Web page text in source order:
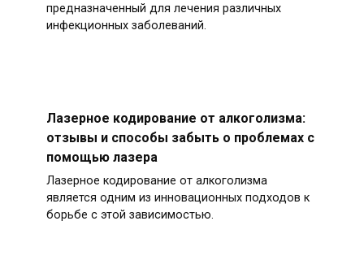
предназначенный для лечения различных
инфекционных заболеваний.
Лазерное кодирование от алкоголизма:
отзывы и способы забыть о проблемах с
помощью лазера
Лазерное кодирование от алкоголизма
является одним из инновационных подходов к
борьбе с этой зависимостью.